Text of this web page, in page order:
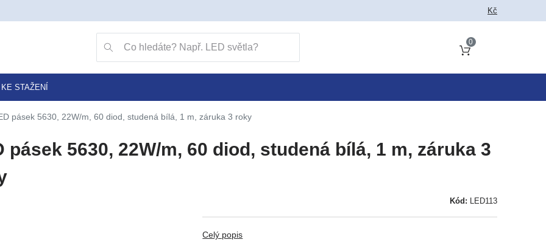
Kč
0
KE STAŽENÍ
pásek 5630, 22W/m, 60 diod, studená bílá, 1 m, záruka 3 roky
pásek 5630, 22W/m, 60 diod, studená bílá, 1 m, záruka 3
Kód: LED113
Celý popis